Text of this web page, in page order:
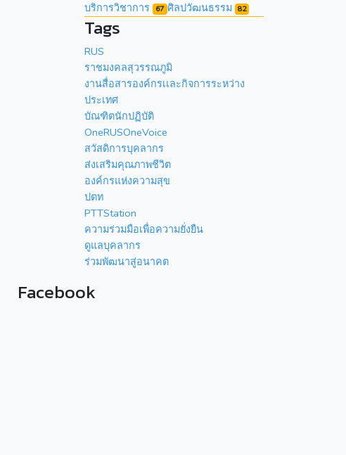
บริการวิชาการ 67 ศิลปวัฒนธรรม 82
Tags
RUS
ราชมงคลสุวรรณภูมิ
งานสื่อสารองค์กรเเละกิจการระหว่าง
ประเทศ
บัณฑิตนักปฏิบัติ
OneRUSOneVoice
สวัสดิการบุคลากร
ส่งเสริมคุณภาพชีวิต
องค์กรแห่งความสุข
ปตท
PTTStation
ความร่วมมือเพื่อความยั่งยืน
ดูแลบุคลากร
ร่วมพัฒนาสู่อนาคต
Facebook